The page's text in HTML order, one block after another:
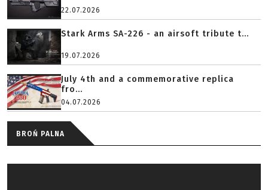
22.07.2026
Stark Arms SA-226 - an airsoft tribute t...
19.07.2026
July 4th and a commemorative replica
fro...
04.07.2026
BROŃ PALNA